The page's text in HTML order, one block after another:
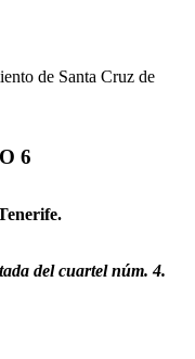
de Santa Cruz de
6
del cuartel núm. 4.